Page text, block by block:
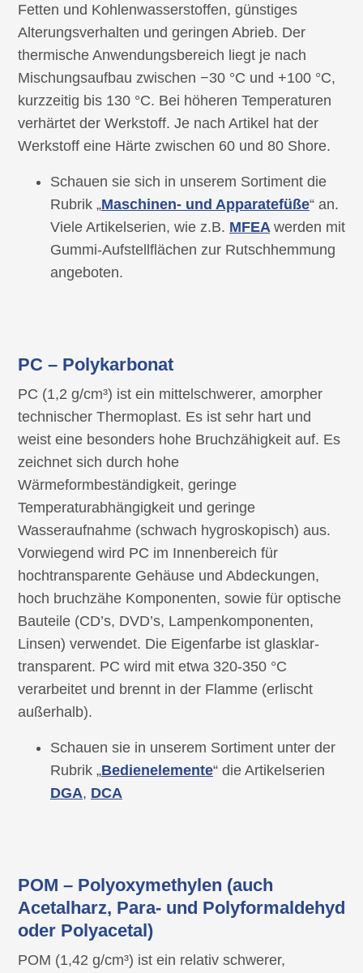
Fetten und Kohlenwasserstoffen, günstiges
Alterungsverhalten und geringen Abrieb. Der
thermische Anwendungsbereich liegt je nach
Mischungsaufbau zwischen −30 °C und +100 °C,
kurzzeitig bis 130 °C. Bei höheren Temperaturen
verhärtet der Werkstoff. Je nach Artikel hat der
Werkstoff eine Härte zwischen 60 und 80 Shore.
Schauen sie sich in unserem Sortiment die
Rubrik „Maschinen- und Apparatefüße“ an.
Viele Artikelserien, wie z.B. MFEA werden mit
Gummi-Aufstellflächen zur Rutschhemmung
angeboten.
PC – Polykarbonat
PC (1,2 g/cm³) ist ein mittelschwerer, amorpher
technischer Thermoplast. Es ist sehr hart und
weist eine besonders hohe Bruchzähigkeit auf. Es
zeichnet sich durch hohe
Wärmeformbeständigkeit, geringe
Temperaturabhängigkeit und geringe
Wasseraufnahme (schwach hygroskopisch) aus.
Vorwiegend wird PC im Innenbereich für
hochtransparente Gehäuse und Abdeckungen,
hoch bruchzähe Komponenten, sowie für optische
Bauteile (CD’s, DVD’s, Lampenkomponenten,
Linsen) verwendet. Die Eigenfarbe ist glasklar-
transparent. PC wird mit etwa 320-350 °C
verarbeitet und brennt in der Flamme (erlischt
außerhalb).
Schauen sie in unserem Sortiment unter der
Rubrik „Bedienelemente“ die Artikelserien
DGA, DCA
POM – Polyoxymethylen (auch
Acetalharz, Para- und Polyformaldehyd
oder Polyacetal)
POM (1,42 g/cm³) ist ein relativ schwerer,